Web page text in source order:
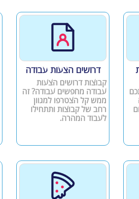
דרושים הצעות עבודה
קבוצות דרושים הצעות
עבודה מחפשים עבודה? זה
ממש קל הצטרפו למגוון
רחב של קבוצות ותתחילו
לעבוד המהרה.